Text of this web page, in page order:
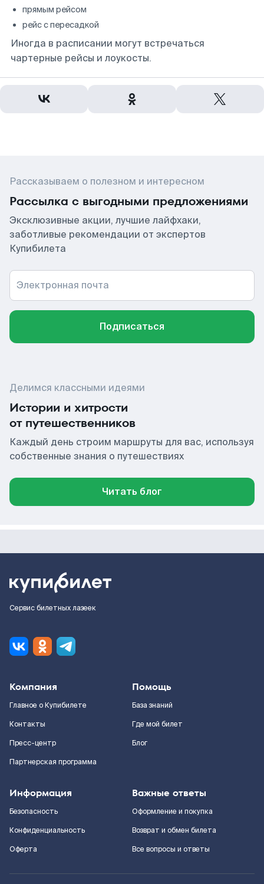
прямым рейсом
рейс с пересадкой
Иногда в расписании могут встречаться
чартерные рейсы и лоукосты.
Рассказываем о полезном и интересном
Рассылка с выгодными предложениями
Эксклюзивные акции, лучшие лайфхаки,
заботливые рекомендации от экспертов
Купибилета
Электронная почта
Подписаться
Делимся классными идеями
Истории и хитрости
от путешественников
Каждый день строим маршруты для вас, используя
собственные знания о путешествиях
Читать блог
Сервис билетных лазеек
Компания
Главное о Купибилете
Контакты
Пресс-центр
Партнерская программа
Помощь
База знаний
Где мой билет
Блог
Информация
Безопасность
Конфиденциальность
Оферта
Важные ответы
Оформление и покупка
Возврат и обмен билета
Все вопросы и ответы